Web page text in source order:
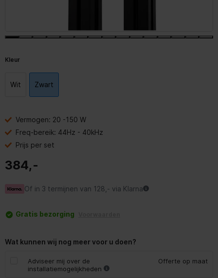
Kleur
Wit Zwart
Vermogen: 20 -150 W
Freq-bereik: 44Hz - 40kHz
Prijs per set
384,-
Of in 3 termijnen van 128,- via Klarna
Gratis bezorging
Wat kunnen wij nog meer voor u doen?
Adviseer mij over de
installatiemogelijkheden
Offerte op maat